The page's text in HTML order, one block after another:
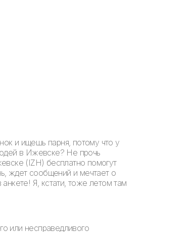
и ищешь парня, потому что у
в Ижевске? Не прочь
(IZH) бесплатно помогут
ждет сообщений и мечтает о
Я, кстати, тоже летом там
или несправедливого